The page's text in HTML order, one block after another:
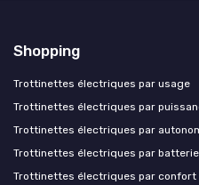
Shopping
Trottinettes électriques par usage
Trottinettes électriques par
Trottinettes électriques par
Trottinettes électriques par batterie
Trottinettes électriques par confort